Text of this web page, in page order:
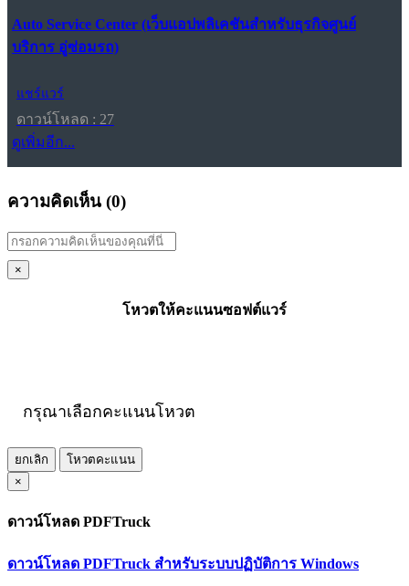
Auto Service Center (เว็บแอปพลิเคชันสำหรับธุรกิจศูนย์
บริการ อู่ซ่อมรถ)
แชร์แวร์
ดาวน์โหลด : 27
ดูเพิ่มอีก...
ความคิดเห็น (0)
×
โหวตให้คะแนนซอฟต์แวร์
กรุณาเลือกคะแนนโหวต
ยกเลิก
โหวตคะแนน
×
ดาวน์โหลด PDFTruck
ดาวน์โหลด PDFTruck สำหรับระบบปฏิบัติการ Windows